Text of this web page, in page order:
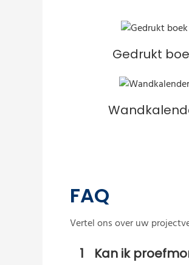
Gedrukt
FAQ
Vertel ons over uw
1 Kan ik